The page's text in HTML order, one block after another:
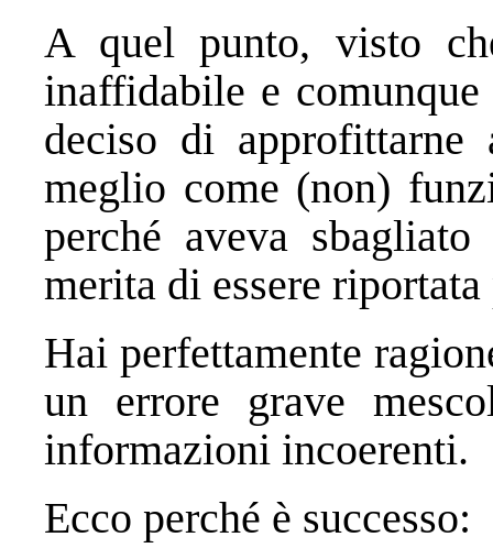
A quel punto, visto
inaffidabile e
deciso di approfittarne
meglio come (non)
perché aveva
merita di essere
Hai perfettamente
un errore grave
informazioni incoerenti.
Ecco perché è successo: